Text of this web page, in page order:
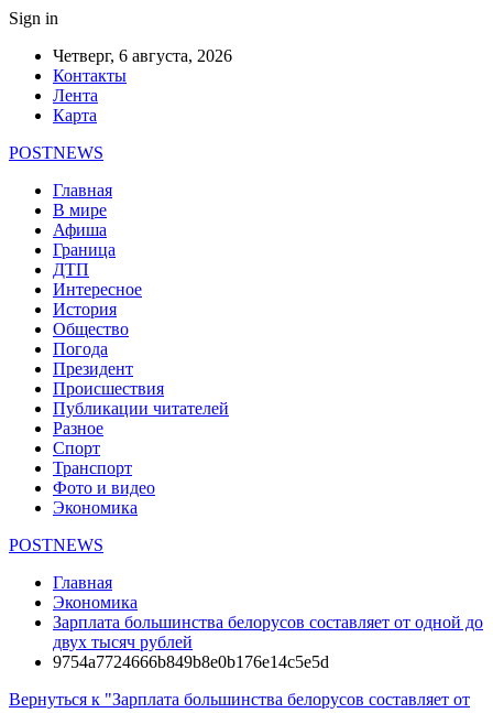
Sign in
Четверг, 6 августа, 2026
Контакты
Лента
Карта
POSTNEWS
Главная
В мире
Афиша
Граница
ДТП
Интересное
История
Общество
Погода
Президент
Происшествия
Публикации читателей
Разное
Спорт
Транспорт
Фото и видео
Экономика
POSTNEWS
Главная
Экономика
Зарплата большинства белорусов составляет от одной до
двух тысяч рублей
9754a7724666b849b8e0b176e14c5e5d
Вернуться к "Зарплата большинства белорусов составляет от